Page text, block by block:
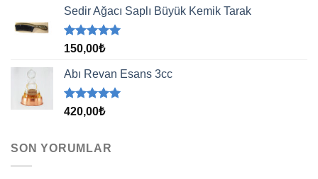
aldı
Sedir Ağacı Saplı Büyük Kemik Tarak
5 üzerinden
aldı
150,00₺
Abı Revan Esans 3cc
5 üzerinden
420,00₺
SON YORUMLAR